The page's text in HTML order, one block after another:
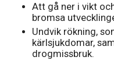
Att gå ner i vikt
bromsa
Undvik rökning,
kärlsjukdomar,
drogmissbruk.